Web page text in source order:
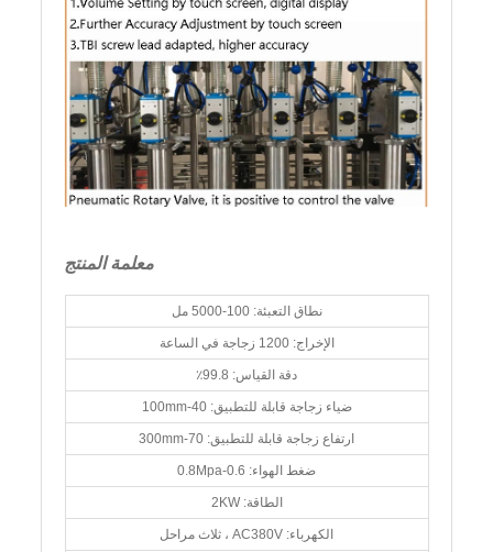
معلمة المنتج
نطاق التعبئة: 100-5000 مل
الإخراج: 1200 زجاجة في الساعة
دقة القياس: 99.8٪
ضياء زجاجة قابلة للتطبيق: 40-100mm
ارتفاع زجاجة قابلة للتطبيق: 70-300mm
ضغط الهواء: 0.6-0.8Mpa
الطاقة: 2KW
الكهرباء: AC380V ، ثلاث مراحل